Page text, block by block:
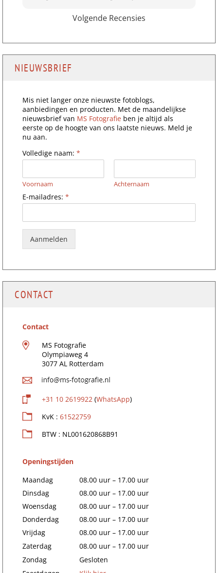
Volgende Recensies
NIEUWSBRIEF
Mis niet langer onze nieuwste fotoblogs,
aanbiedingen en producten. Met de maandelijkse
nieuwsbrief van MS Fotografie ben je altijd als
eerste op de hoogte van ons laatste nieuws. Meld je
nu aan.
Volledige naam:*
Voornaam Achternaam
n
a
m
:
E
i
l
a
e
:
E-mailadres:*
Aanmelden
CONTACT
Contact
MS Fotografie
Olympiaweg 4
3077 AL Rotterdam
+31 10 2619922 (WhatsApp)
KvK :61522759
BTW : NL001620868B91
Openingstijden
Maandag
08.00 uur – 17.00 uur
Dinsdag
08.00 uur – 17.00 uur
Woensdag
08.00 uur – 17.00 uur
Donderdag
08.00 uur – 17.00 uur
Vrijdag
08.00 uur – 17.00 uur
Zaterdag
08.00 uur – 17.00 uur
Zondag
Gesloten